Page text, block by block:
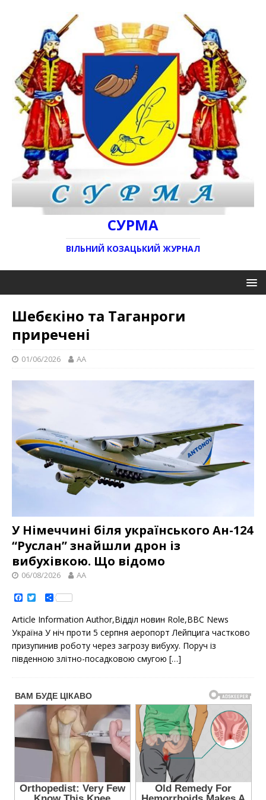
СУРМА
ВІЛЬНИЙ КОЗАЦЬКИЙ ЖУРНАЛ
Шебєкіно та Таганроги
приречені
01/06/2026 AA
У Німеччині біля українського Ан-124
“Руслан” знайшли дрон із
вибухівкою. Що відомо
06/08/2026 AA
a
c
e
b
o
o
k
t
t
e
r
S
h
r
e
Article Information Author,Відділ новин Role,ВВС News
Україна У ніч проти 5 серпня аеропорт Лейпцига частково
призупинив роботу через загрозу вибуху. Поруч із
південною злітно-посадковою смугою […]